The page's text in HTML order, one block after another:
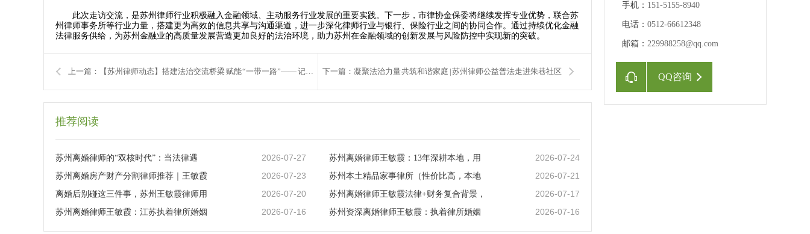
此次走访交流，是苏州律师行业积极融入金融领域、主动服务行业发展的重要实践。下一步，市律协金保委将继续发挥专业优势，联合苏
州律师事务所等行业力量，搭建更为高效的信息共享与沟通渠道，进一步深化律师行业与银行、保险行业之间的协同合作。通过持续优化金融
法律服务供给，为苏州金融业的高质量发展营造更加良好的法治环境，助力苏州在金融领域的创新发展与风险防控中实现新的突破。
上一篇：【苏州律师动态】搭建法治交流桥梁 赋能 “一带一路”—— 记苏州高新区律师协会中哈法律交流周活动 下一篇：凝聚法治力量 共筑和谐家庭 | 苏州律师公益普法走进朱巷社区
推荐阅读
苏州离婚律师的“双核时代”：当法律遇 2026-07-27 苏州离婚律师王敏霞：13年深耕本地，用 2026-07-24
苏州离婚房产财产分割律师推荐｜王敏霞 2026-07-23 苏州本土精品家事律所（性价比高，本地 2026-07-21
离婚后别碰这三件事，苏州王敏霞律师用 2026-07-20 苏州离婚律师王敏霞法律+财务复合背景， 2026-07-17
苏州离婚律师王敏霞：江苏执着律所婚姻 2026-07-16 苏州资深离婚律师王敏霞：执着律所婚姻 2026-07-16
手机： 151-5155-8940
电话： 0512-66612348
邮箱： 229988258@qq.com
QQ咨询